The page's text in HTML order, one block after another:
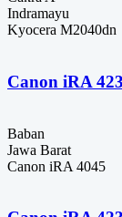
Indramayu
Kyocera M2040dn
Canon iRA
Baban
Jawa Barat
Canon iRA 4045